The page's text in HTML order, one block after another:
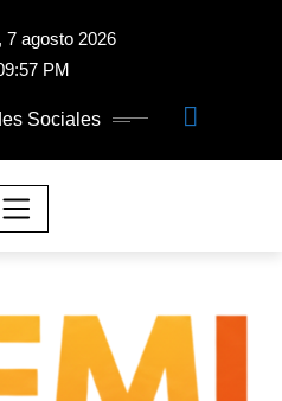
7 agosto 2026
PM
Sociales